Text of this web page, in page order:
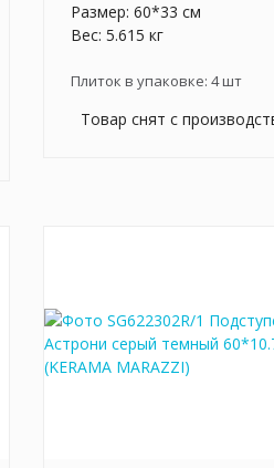
Размер: 60*33 см
Вес: 5.615 кг
Плиток в упаковке: 4шт
Товар снят с